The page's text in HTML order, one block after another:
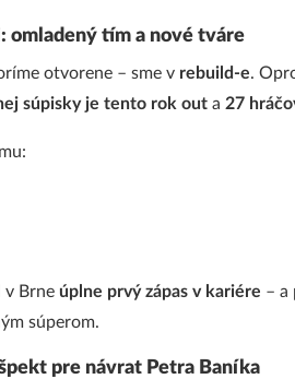
omladený tím a nové tváre
otvorene – sme v rebuild-e.
súpisky je tento rok out a 27
v Brne úplne prvý zápas v kariére – a
súperom.
pre návrat Petra Baníka